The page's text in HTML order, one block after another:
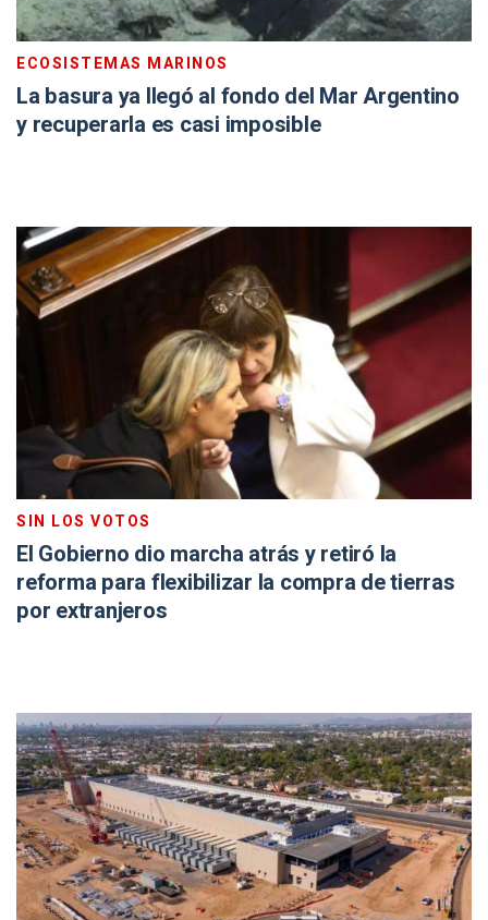
ECOSISTEMAS MARINOS
La basura ya llegó al fondo del Mar Argentino
y recuperarla es casi imposible
SIN LOS VOTOS
El Gobierno dio marcha atrás y retiró la
reforma para flexibilizar la compra de tierras
por extranjeros